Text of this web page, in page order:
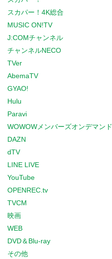
スカパー！4K総合
MUSIC ON!TV
J:COMチャンネル
チャンネルNECO
TVer
AbemaTV
GYAO!
Hulu
Paravi
WOWOWメンバーズオンデマンド
DAZN
dTV
LINE LIVE
YouTube
OPENREC.tv
TVCM
映画
WEB
DVD＆Blu-ray
その他